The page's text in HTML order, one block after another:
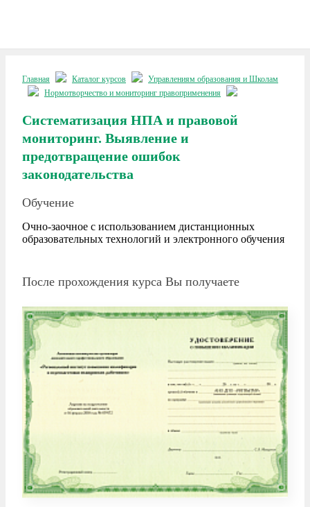
Главная Каталог курсов
Управлениям образования и Школам
Нормотворчество и мониторинг правоприменения
Систематизация НПА и правовой
мониторинг. Выявление и
предотвращение ошибок
законодательства
Обучение
Очно-заочное с использованием дистанционных
образовательных технологий и электронного обучения
После прохождения курса Вы получаете